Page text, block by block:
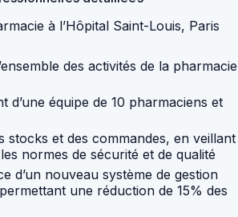
à l’Hôpital Saint-Louis, Paris
des activités de la pharmacie
d’une équipe de 10 pharmaciens et
stocks et des commandes, en veillant
normes de sécurité et de qualité
d’un nouveau système de gestion
une réduction de 15% des